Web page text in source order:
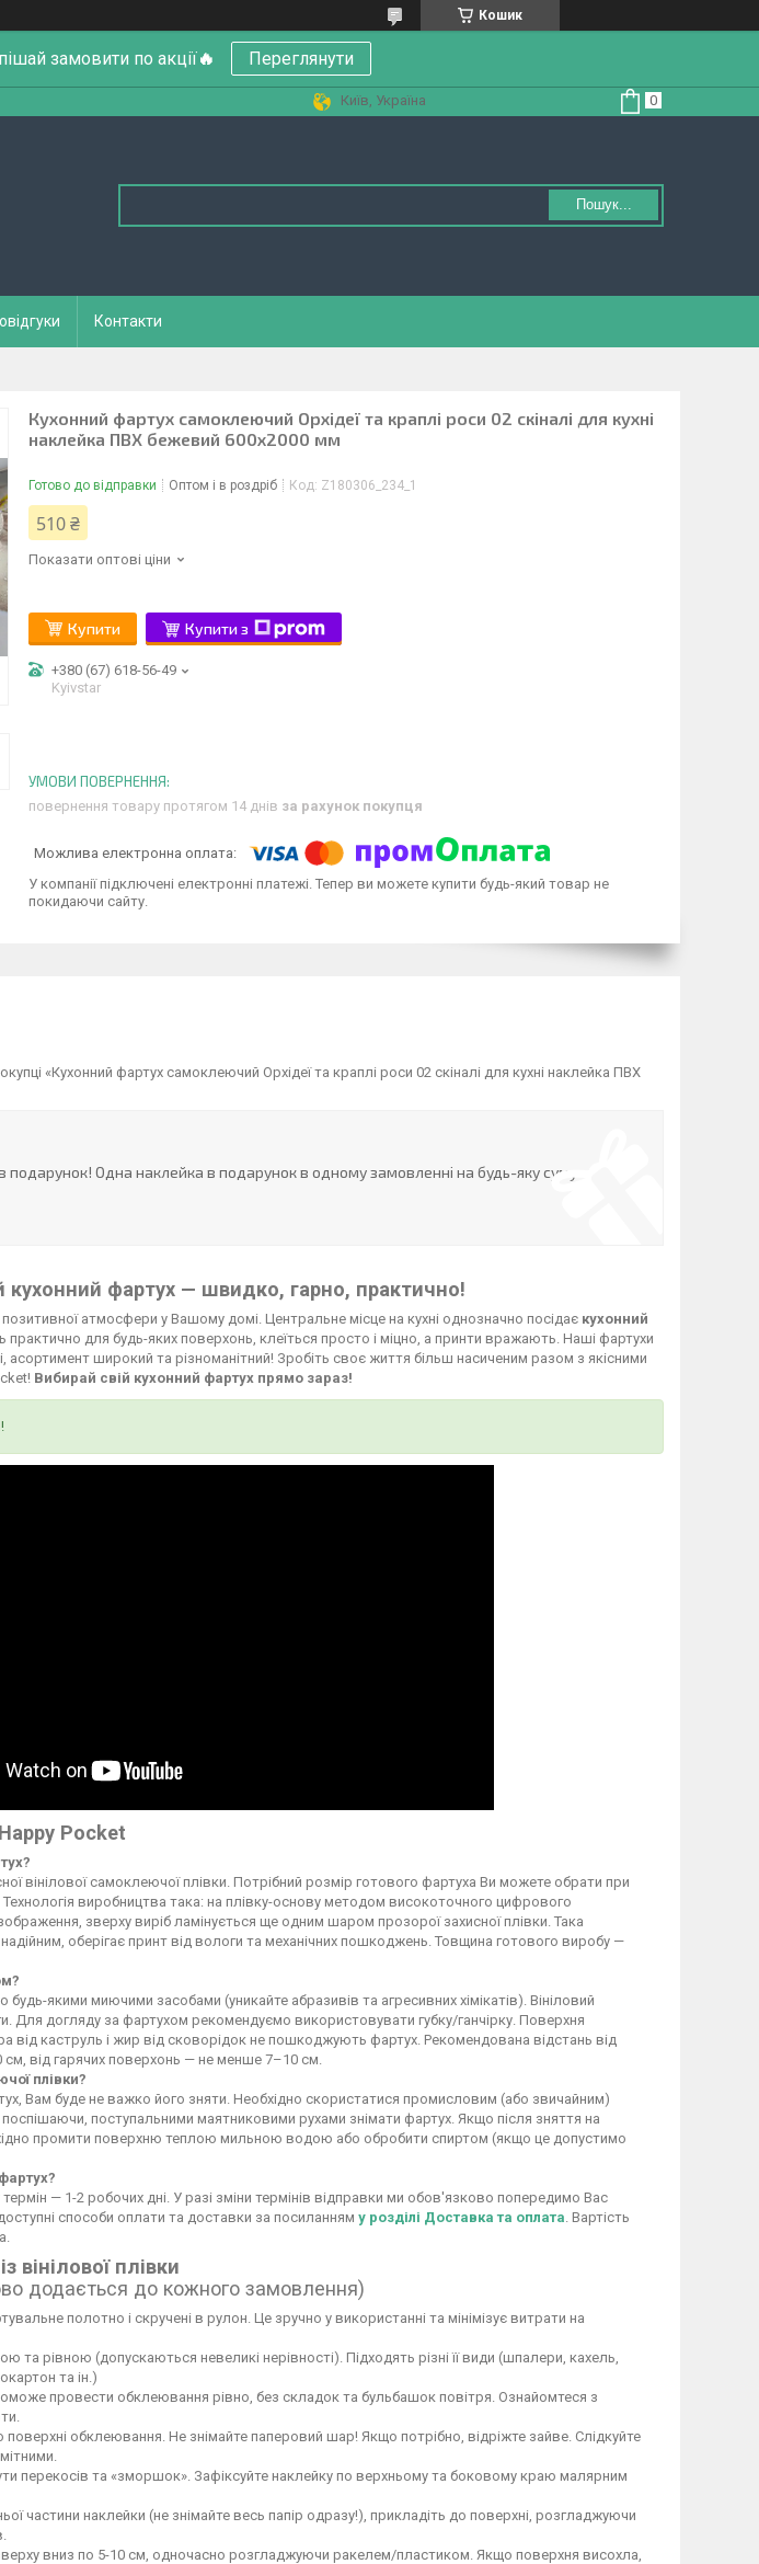
Кошик
замовити по акції🔥 Переглянути
Київ, Україна
Пошук...
Контакти
Кухонний фартух самоклеючий Орхідеї та краплі роси 02 скіналі для кухні
наклейка ПВХ бежевий 600х2000 мм
Готово до відправки Оптом і в роздріб Код: Z180306_234_1
510 ₴
Показати оптові ціни
Купити Купити з
+380 (67) 618-56-49
Kyivstar
повернення товару протягом 14 днів за рахунок покупця
У компанії підключені електронні платежі. Тепер ви можете купити будь-який товар не
покидаючи сайту.
«Кухонний фартух самоклеючий Орхідеї та краплі роси 02 скіналі для кухні наклейка ПВХ
Одна наклейка в подарунок в одному замовленні на будь-яку суму
кухонний фартух — швидко, гарно, практично!
атмосфери у Вашому домі. Центральне місце на кухні однозначно посідає кухонний
практично для будь-яких поверхонь, клеїться просто і міцно, а принти вражають. Наші фартухи
асортимент широкий та різноманітний! Зробіть своє життя більш насиченим разом з якісними
Вибирай свій кухонний фартух прямо зараз!
!
Pocket
вінілової самоклеючої плівки. Потрібний розмір готового фартуха Ви можете обрати при
виробництва така: на плівку-основу методом високоточного цифрового
зверху виріб ламінується ще одним шаром прозорої захисної плівки. Така
оберігає принт від вологи та механічних пошкоджень. Товщина готового виробу —
якими миючими засобами (уникайте абразивів та агресивних хімікатів). Вініловий
Для догляду за фартухом рекомендуємо використовувати губку/ганчірку. Поверхня
від каструль і жир від сковорідок не пошкоджують фартух. Рекомендована відстань від
від гарячих поверхонь — не менше 7–10 см.
плівки?
Вам буде не важко його зняти. Необхідно скористатися промисловим (або звичайним)
поступальними маятниковими рухами знімати фартух. Якщо після зняття на
промити поверхню теплою мильною водою або обробити спиртом (якщо це допустимо
— 1-2 робочих дні. У разі зміни термінів відправки ми обов'язково попередимо Вас
способи оплати та доставки за посиланням у розділі Доставка та оплата . Вартість
вінілової плівки
додається до кожного замовлення)
полотно і скручені в рулон. Це зручно у використанні та мінімізує витрати на
рівною (допускаються невеликі нерівності). Підходять різні її види (шпалери, кахель,
та ін.)
провести обклеювання рівно, без складок та бульбашок повітря. Ознайомтеся з
поверхні обклеювання. Не знімайте паперовий шар! Якщо потрібно, відріжте зайве. Слідкуйте
перекосів та «зморшок». Зафіксуйте наклейку по верхньому та боковому краю малярним
частини наклейки (не знімайте весь папір одразу!), прикладіть до поверхні, розгладжуючи
вниз по 5-10 см, одночасно розгладжуючи ракелем/пластиком. Якщо поверхня висохла,